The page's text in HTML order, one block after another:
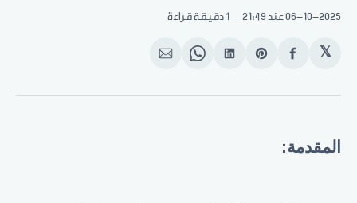
06-10-2025عند 21:49 1 دقيقة قراءة
𝕏
انشر
الفيسبوك
Share
Pinterest
انشر
لينكد
Share
WhatsApp
انشر
الإيميل
المقدمة: